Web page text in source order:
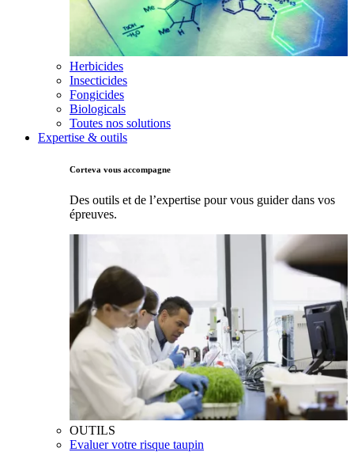
Herbicides
Insecticides
Fongicides
Biologicals
Toutes nos solutions
Expertise & outils
Corteva vous accompagne
Des outils et de l’expertise pour vous guider dans vos
épreuves.
OUTILS
Evaluer votre risque taupin